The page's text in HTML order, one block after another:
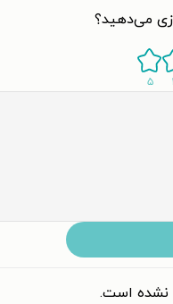
می‌دهید؟
۵
نشده است.